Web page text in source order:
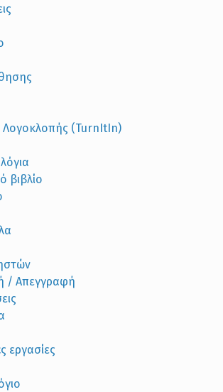
Λογοκλοπής (TurnItIn)
βιβλίο
/ Απεγγραφή
εργασίες